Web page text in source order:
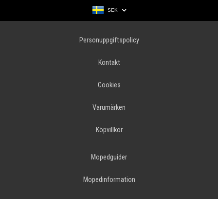
SEK
Personuppgiftspolicy
Kontakt
Cookies
Varumärken
Köpvillkor
Mopedguider
Mopedinformation